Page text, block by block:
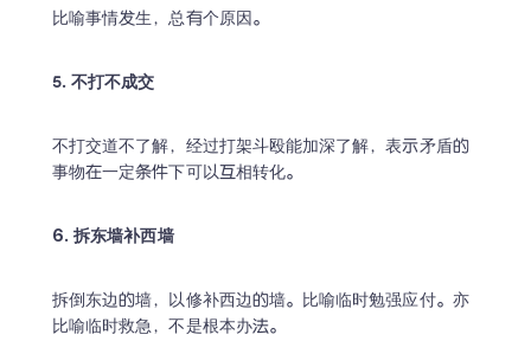
比喻事情发生，总有个原因。
5. 不打不成交
不打交道不了解，经过打架斗殴能加深了解，表示矛盾的
事物在一定条件下可以互相转化。
6. 拆东墙补西墙
拆倒东边的墙，以修补西边的墙。比喻临时勉强应付。亦
比喻临时救急，不是根本办法。